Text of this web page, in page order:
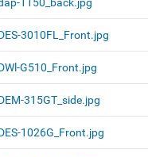
3010FL_Front.jpg
G510_Front.jpg
315GT_side.jpg
1026G_Front.jpg